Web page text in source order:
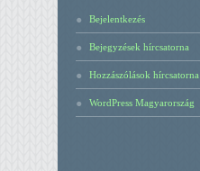
Bejelentkezés
Bejegyzések hírcsatorna
Hozzászólások hírcsatorna
WordPress Magyarország